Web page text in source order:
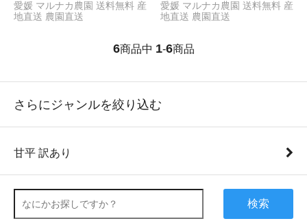
愛媛 マルナカ農園 送料無料 産
地直送 農園直送
愛媛 マルナカ農園 送料無料 産
地直送 農園直送
6商品中 1-6商品
さらにジャンルを絞り込む
甘平 訳あり
検索